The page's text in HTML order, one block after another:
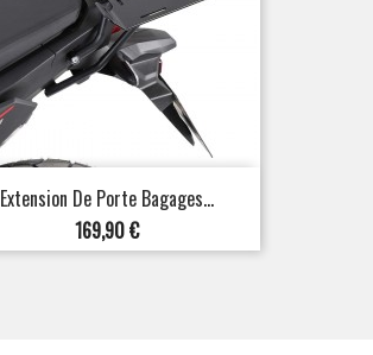
Extension De Porte Bagages...
Prix
169,90 €